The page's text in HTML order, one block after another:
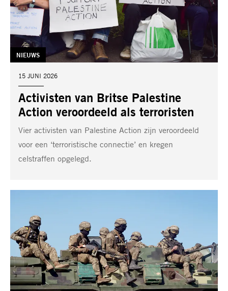
Activisten van Britse Palestine
Action veroordeeld als terroristen
TAG:
NIEUWS
DATUM:
15 JUNI 2026
Vier activisten van Palestine Action zijn veroordeeld
voor een ‘terroristische connectie’ en kregen
celstraffen opgelegd.